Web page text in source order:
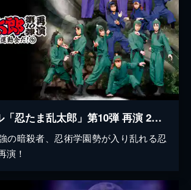
ミュージカル「忍たま乱太郎」第10弾 再演 2019～これぞ忍者の大運動会だ！～
の暗殺者、忍術学園勢が入り乱れる忍
演！